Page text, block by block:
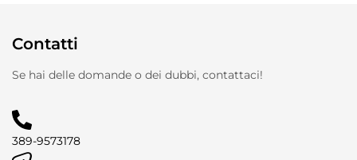
Contatti
Se hai delle domande o dei dubbi, contattaci!
389-9573178